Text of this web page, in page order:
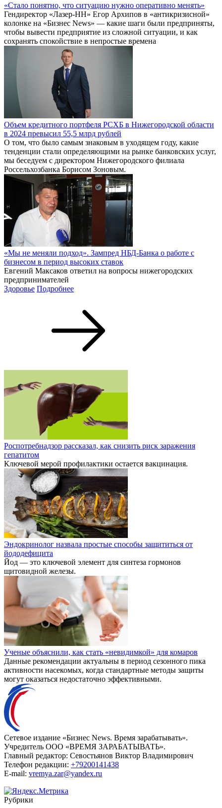
«Стало понятно, что ситуацию нужно оперативно менять»
Гендиректор «Лазер-НН» Егор Архипов в «антикризисной»
колонке на «Бизнес News» — какие шаги были предприняты,
чтобы вывести предприятие из сложной ситуации, и как
сохранять спокойствие в непростые времена
Объем кредитного портфеля РСХБ в Нижегородской области
в 2024 превысил 55,5 млрд рублей
О том, что было самым знаковым в уходящем году, какие
тенденции стали определяющими на рынке банковских услуг,
мы беседуем с директором Нижегородского филиала
Россельхозбанка Борисом Зоновым.
«Мы не меняли подход». Зампред НБД-Банка о работе с
бизнесом в период высоких ставок
Евгений Максаков ответил на вопросы нижегородских
предпринимателей
Здоровье Подробнее
Роспотребнадзор рассказал, как снизить риск заражения
гепатитом
Ключевой мерой профилактики остается вакцинация.
Эндокринолог назвала простые способы защититься от
йододефицита
Йод — это ключевой элемент для синтеза гормонов
щитовидной железы.
Ученые объяснили, как стать «невидимкой» для комаров
Данные рекомендации актуальны в период сезонного пика
активности насекомых, когда стандартные методы защиты
могут оказаться недостаточно эффективными.
Сетевое издание «Бизнес News. Время зарабатывать».
Учредитель ООО «ВРЕМЯ ЗАРАБАТЫВАТЬ».
Главный редактор: Севостьянов Виктор Владимирович
Телефон редакции: +79200141438
E-mail: vremya.zar@yandex.ru
Рубрики